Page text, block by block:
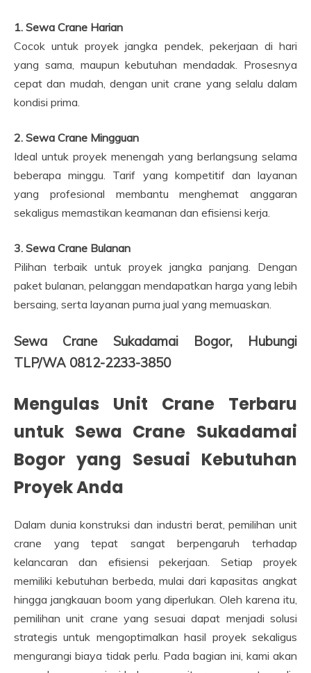
1. Sewa Crane Harian
Cocok untuk proyek jangka pendek, pekerjaan di hari
yang sama, maupun kebutuhan mendadak. Prosesnya
cepat dan mudah, dengan unit crane yang selalu dalam
kondisi prima.
2. Sewa Crane Mingguan
Ideal untuk proyek menengah yang berlangsung selama
beberapa minggu. Tarif yang kompetitif dan layanan
yang profesional membantu menghemat anggaran
sekaligus memastikan keamanan dan efisiensi kerja.
3. Sewa Crane Bulanan
Pilihan terbaik untuk proyek jangka panjang. Dengan
paket bulanan, pelanggan mendapatkan harga yang lebih
bersaing, serta layanan purna jual yang memuaskan.
Sewa Crane Sukadamai Bogor, Hubungi
TLP/WA 0812-2233-3850
Mengulas Unit Crane Terbaru
untuk Sewa Crane Sukadamai
Bogor yang Sesuai Kebutuhan
Proyek Anda
Dalam dunia konstruksi dan industri berat, pemilihan unit
crane yang tepat sangat berpengaruh terhadap
kelancaran dan efisiensi pekerjaan. Setiap proyek
memiliki kebutuhan berbeda, mulai dari kapasitas angkat
hingga jangkauan boom yang diperlukan. Oleh karena itu,
pemilihan unit crane yang sesuai dapat menjadi solusi
strategis untuk mengoptimalkan hasil proyek sekaligus
mengurangi biaya tidak perlu. Pada bagian ini, kami akan